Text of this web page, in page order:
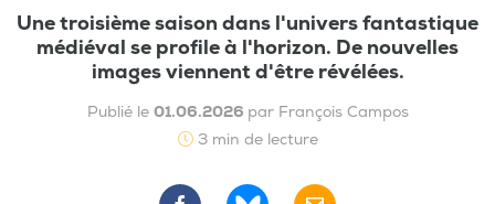
Une troisième saison dans l'univers fantastique
médiéval se profile à l'horizon. De nouvelles
images viennent d'être révélées.
Publié le 01.06.2026 par François Campos
3 min de lecture